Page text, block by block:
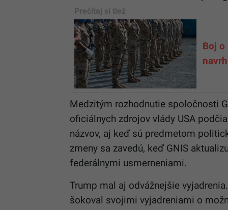
Boj o
Medzitým rozhodnutie spoločnosti
oficiálnych zdrojov vlády USA
názvov, aj keď sú predmetom
zmeny sa zavedú, keď GNIS
federálnymi usmerneniami.
Trump mal aj odvážnejšie
šokoval svojimi vyjadreniami o